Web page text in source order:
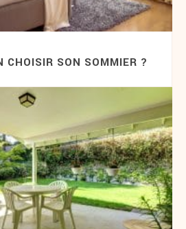
CHOISIR SON SOMMIER ?